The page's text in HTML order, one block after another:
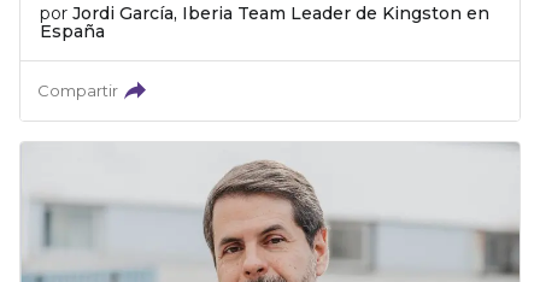
por Jordi García, Iberia Team Leader de Kingston en
España
Compartir